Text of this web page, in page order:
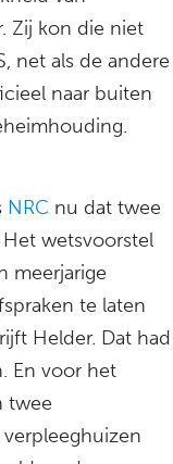
Zij kon die niet
net als de andere
naar buiten
NRC nu dat twee
wetsvoorstel
meerjarige
te laten
Helder. Dat had
En voor het
twee